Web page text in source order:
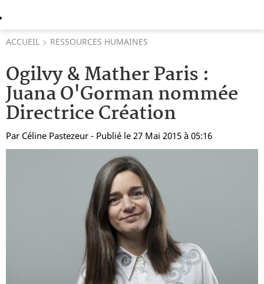
ACCUEIL RESSOURCES HUMAINES
Ogilvy & Mather Paris :
Juana O'Gorman nommée
Directrice Création
Par Céline Pastezeur - Publié le 27 Mai 2015 à 05:16